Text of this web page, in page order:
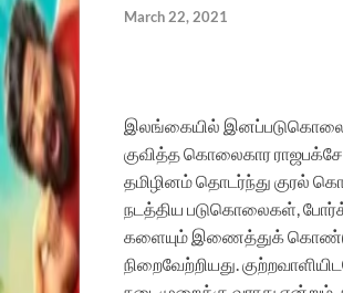
March 22, 2021
இலங்கையில்
குவித்த கொலைகார
தமிழினம் தொடர்ந்து குரல்
நடத்திய படுகொலைகள்,
களையும் இணைத்துக் கொண்டு
நிறைவேற்றியது.